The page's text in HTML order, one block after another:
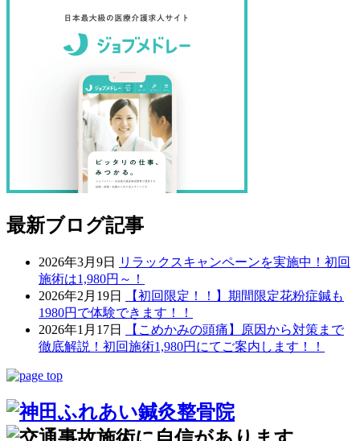
最新ブログ記事
2026年3月9日
リラックスキャンペーンを実施中！初回
施術は1,980円～！
2026年2月19日
【初回限定！！】期間限定花粉症鍼も
1980円で体験できます！！
2026年1月17日
【こめかみの頭痛】原因から対策まで
徹底解説！初回施術1,980円にてご案内します！！